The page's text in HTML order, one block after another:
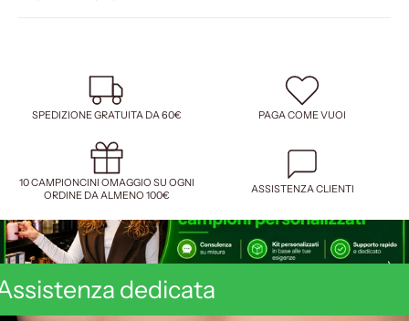
SPEDIZIONE GRATUITA DA 60€ PAGA COME VUOI
10 CAMPIONCINI OMAGGIO SU OGNI
ORDINE DA ALMENO 100€
ASSISTENZA CLIENTI
dedicata